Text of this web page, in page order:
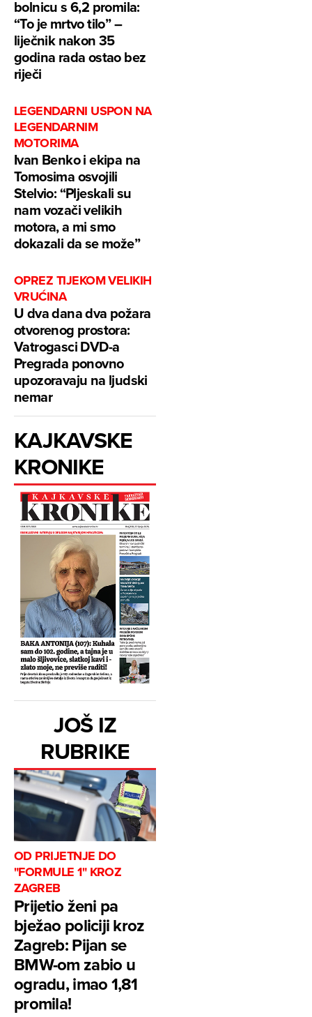
bolnicu s 6,2 promila:
“To je mrtvo tilo” –
liječnik nakon 35
godina rada ostao bez
riječi
LEGENDARNI USPON NA
LEGENDARNIM
MOTORIMA
Ivan Benko i ekipa na
Tomosima osvojili
Stelvio: “Pljeskali su
nam vozači velikih
motora, a mi smo
dokazali da se može”
OPREZ TIJEKOM VELIKIH
VRUĆINA
U dva dana dva požara
otvorenog prostora:
Vatrogasci DVD-a
Pregrada ponovno
upozoravaju na ljudski
nemar
KAJKAVSKE
KRONIKE
JOŠ IZ
RUBRIKE
OD PRIJETNJE DO
"FORMULE 1" KROZ
ZAGREB
Prijetio ženi pa
bježao policiji kroz
Zagreb: Pijan se
BMW-om zabio u
ogradu, imao 1,81
promila!